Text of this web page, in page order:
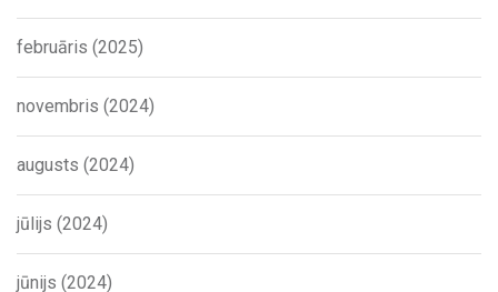
februāris (2025)
novembris (2024)
augusts (2024)
jūlijs (2024)
jūnijs (2024)